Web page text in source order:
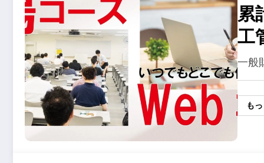
累
工
ト
一般
も